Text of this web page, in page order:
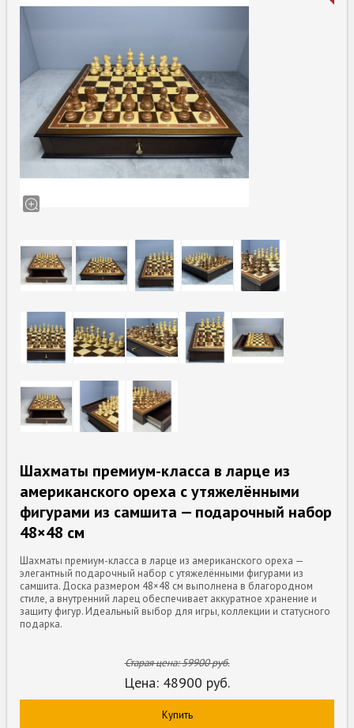
Шахматы премиум-класса в ларце из
американского ореха с утяжелёнными
фигурами из самшита — подарочный набор
48×48 см
Шахматы премиум-класса в ларце из американского ореха —
элегантный подарочный набор с утяжелёнными фигурами из
самшита. Доска размером 48×48 см выполнена в благородном
стиле, а внутренний ларец обеспечивает аккуратное хранение и
защиту фигур. Идеальный выбор для игры, коллекции и статусного
подарка.
Старая цена:59900руб.
Цена: 48900 руб.
Купить